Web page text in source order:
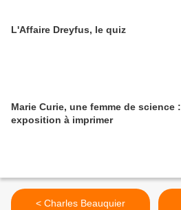
L'Affaire Dreyfus, le quiz
Marie Curie, une femme de science :
exposition à imprimer
< Charles Beauquier